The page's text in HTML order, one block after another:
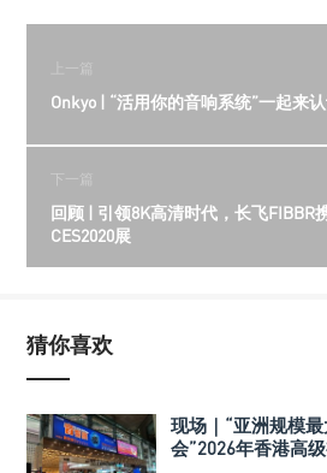
上一篇
Onkyo | “活用你的音响系统”一起来
下一篇
回顾 | 引领8K高清时代，长飞FIBBR
CES2020展
猜你喜欢
现场｜“亚洲规模
会”2026年香港高